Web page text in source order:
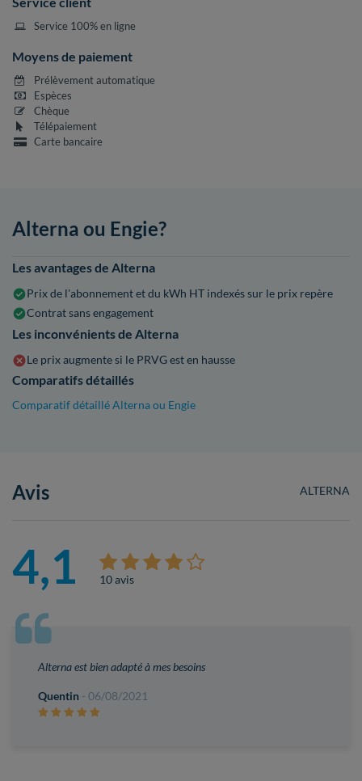
Service 100% en ligne
Moyens de paiement
Prélèvement automatique
Espèces
Chèque
Télépaiement
Carte bancaire
Alterna ou Engie?
Les avantages de Alterna
Prix de l'abonnement et du kWh HT indexés sur le prix repère
Contrat sans engagement
Les inconvénients de Alterna
Le prix augmente si le PRVG est en hausse
Comparatifs détaillés
Comparatif détaillé Alterna ou Engie
ALTERNA
Avis
4,1 10 avis
Alterna est bien adapté à mes besoins
Quentin - 06/08/2021